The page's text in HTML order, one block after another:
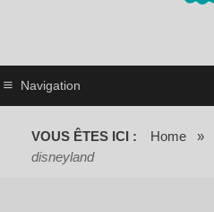
Navigation
VOUS ÊTES ICI : Home »
disneyland